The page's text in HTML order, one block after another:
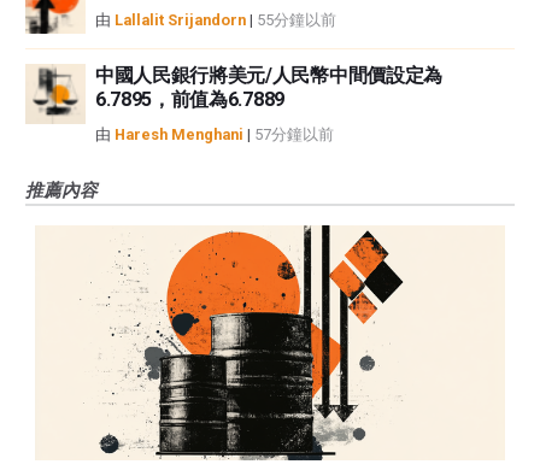
由 Lallalit Srijandorn | 55分鐘以前
中國人民銀行將美元/人民幣中間價設定為
6.7895，前值為6.7889
由 Haresh Menghani | 57分鐘以前
推薦內容